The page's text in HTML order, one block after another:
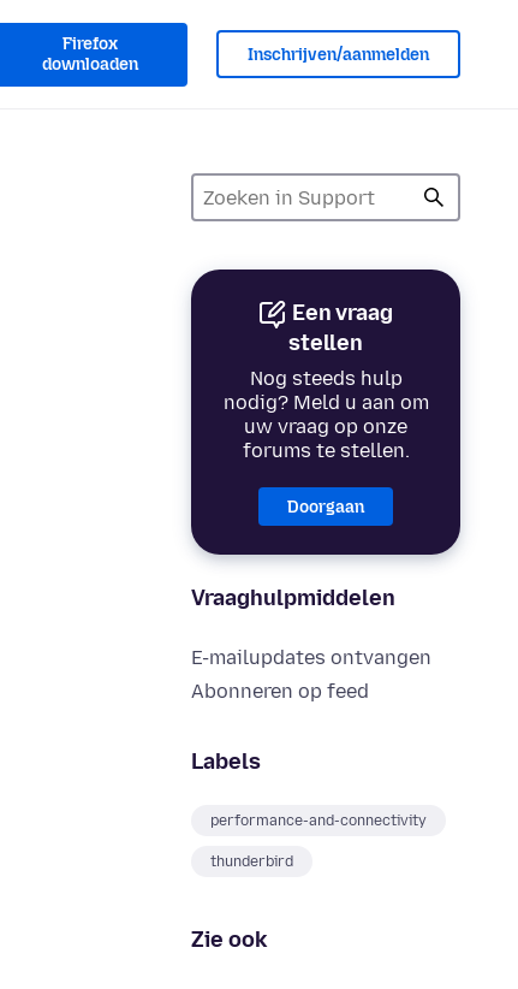
Firefox
downloaden
Inschrijven/aanmelden
Een vraag
stellen
Nog steeds hulp
nodig? Meld u aan om
uw vraag op onze
forums te stellen.
Doorgaan
Vraaghulpmiddelen
E-mailupdates ontvangen
Abonneren op feed
Labels
performance-and-connectivity
thunderbird
Zie ook